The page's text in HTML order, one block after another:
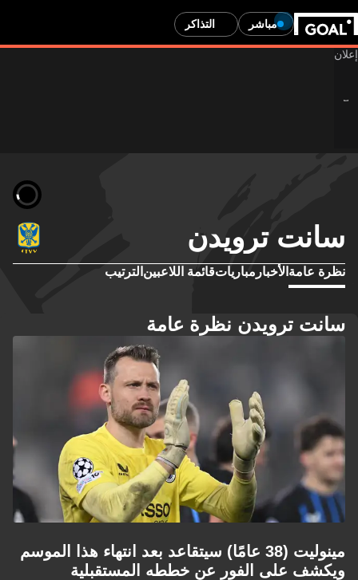
مباشر التذاكر
سانت ترويدن
نظرة عامة الأخبار مبارياتقائمة اللاعبين الترتيب
سانت ترويدن نظرة عامة
مينوليت (38 عامًا) سيتقاعد بعد انتهاء هذا الموسم
ويكشف على الفور عن خططه المستقبلية